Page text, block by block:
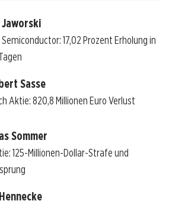
17,02 Prozent Erholung in
Sasse
Aktie: 820,8 Millionen Euro Verlust
Sommer
125-Millionen-Dollar-Strafe und